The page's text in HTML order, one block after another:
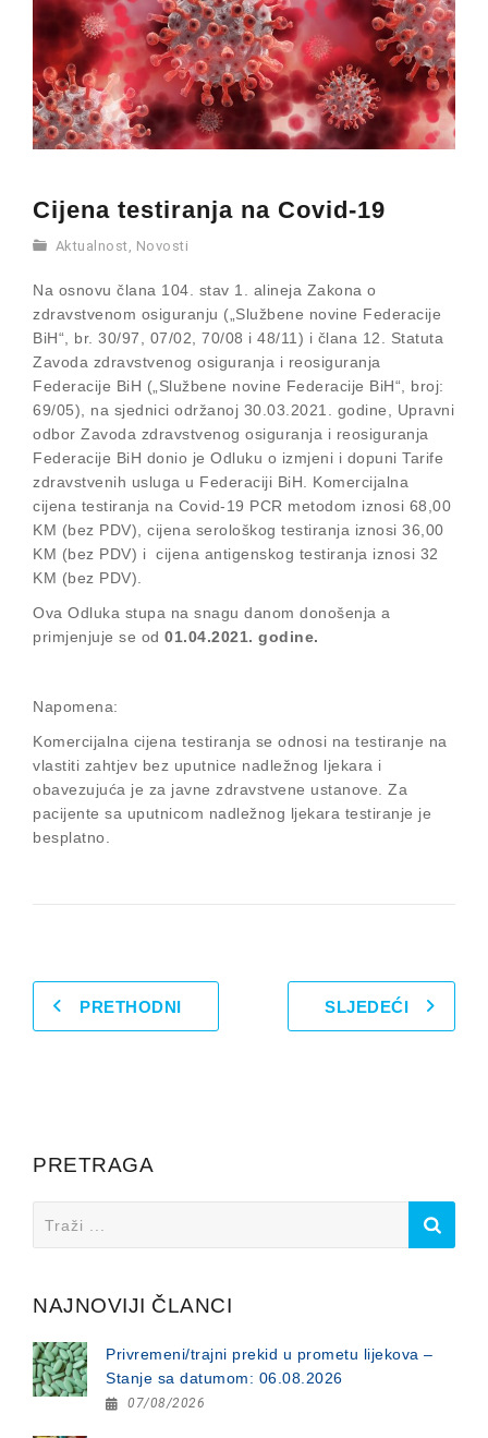
Cijena testiranja na Covid-19
Aktualnost, Novosti
Na osnovu člana 104. stav 1. alineja Zakona o
zdravstvenom osiguranju („Službene novine Federacije
BiH“, br. 30/97, 07/02, 70/08 i 48/11) i člana 12. Statuta
Zavoda zdravstvenog osiguranja i reosiguranja
Federacije BiH („Službene novine Federacije BiH“, broj:
69/05), na sjednici održanoj 30.03.2021. godine, Upravni
odbor Zavoda zdravstvenog osiguranja i reosiguranja
Federacije BiH donio je Odluku o izmjeni i dopuni Tarife
zdravstvenih usluga u Federaciji BiH. Komercijalna
cijena testiranja na Covid-19 PCR metodom iznosi 68,00
KM (bez PDV), cijena serološkog testiranja iznosi 36,00
KM (bez PDV) i cijena antigenskog testiranja iznosi 32
KM (bez PDV).
Ova Odluka stupa na snagu danom donošenja a
primjenjuje se od 01.04.2021. godine.
Napomena:
Komercijalna cijena testiranja se odnosi na testiranje na
vlastiti zahtjev bez uputnice nadležnog ljekara i
obavezujuća je za javne zdravstvene ustanove. Za
pacijente sa uputnicom nadležnog ljekara testiranje je
besplatno.
PRETHODNI SLJEDEĆI
PRETRAGA
for:
NAJNOVIJI ČLANCI
Privremeni/trajni prekid u prometu lijekova –
Stanje sa datumom: 06.08.2026
07/08/2026